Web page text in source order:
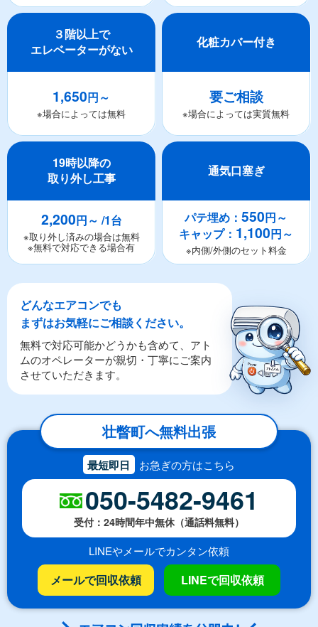
３階以上で
エレベーターがない
1,650円～
※場合によっては無料
化粧カバー付き
要ご相談
※場合によっては実質無料
19時以降の
取り外し工事
2,200円～ /1台
※取り外し済みの場合は無料
※無料で対応できる場合有
通気口塞ぎ
パテ埋め：550円～
キャップ： 1,100円～
※内側/外側のセット料金
どんなエアコンでも
まずはお気軽にご相談ください。
無料で対応可能かどうかも含めて、アト
ムのオペレーターが親切・丁寧にご案内
させていただきます。
壮瞥町へ無料出張
最短即日 お急ぎの方はこちら
050-5482-9461
受付：24時間年中無休（通話料無料）
LINEやメールでカンタン依頼
メールで回収依頼 LINEで回収依頼